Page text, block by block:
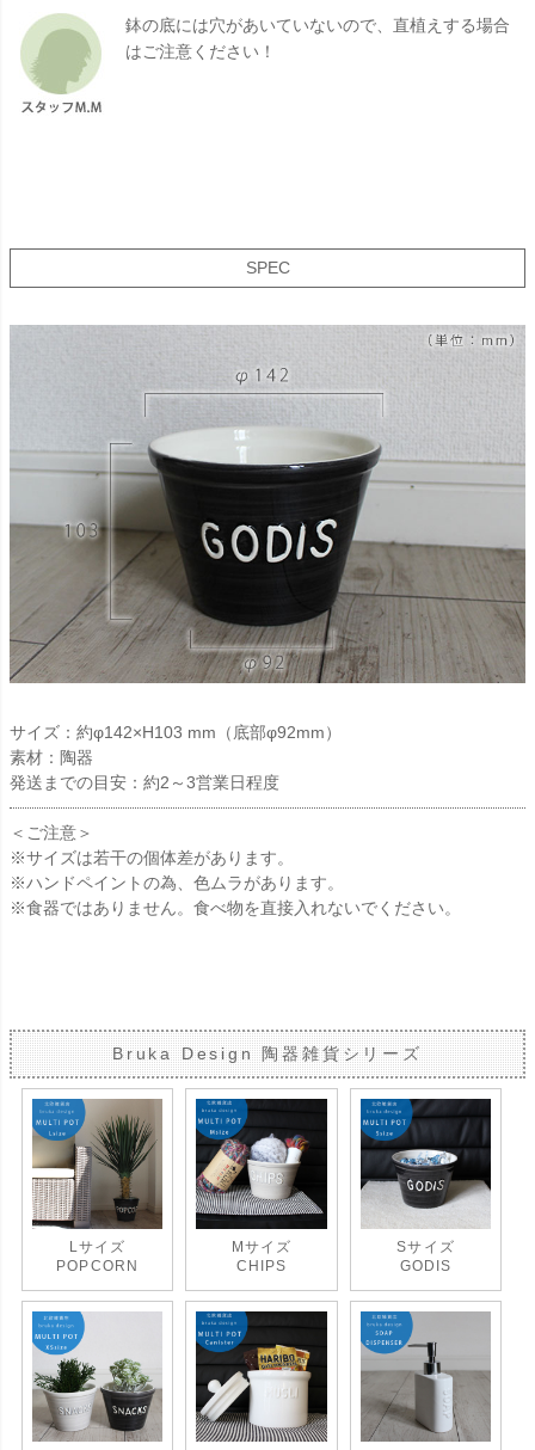
鉢の底には穴があいていないので、直植えする場合
はご注意ください！
SPEC
サイズ：約φ142×H103 mm（底部φ92mm）
素材：陶器
発送までの目安：約2～3営業日程度
＜ご注意＞
※サイズは若干の個体差があります。
※ハンドペイントの為、色ムラがあります。
※食器ではありません。食べ物を直接入れないでください。
Bruka Design 陶器雑貨シリーズ
Lサイズ
POPCORN
Mサイズ
CHIPS
Sサイズ
GODIS